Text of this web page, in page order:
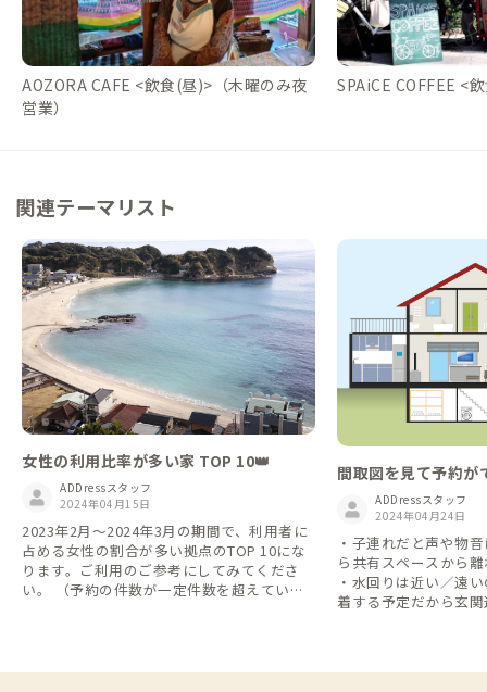
AOZORA CAFE <飲食(昼)>（木曜のみ夜
営業）
SPAiCE COFFEE <
関連テーマリスト
女性の利用比率が多い家 TOP 10👑
ADDressスタッフ
2024年04月15日
2023年2月～2024年3月の期間で、利用者に
占める女性の割合が多い拠点のTOP 10にな
ります。ご利用のご参考にしてみてくださ
い。 （予約の件数が一定件数を超えている
間取図を見て予約が
ADDressスタッフ
2024年04月24日
・子連れだと声や物
ら共有スペースから
・水回りは近い／遠
着する予定だから玄
図」の掲載を開始し